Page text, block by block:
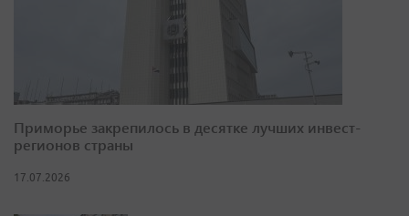
Приморье закрепилось в десятке лучших инвест-
регионов страны
17.07.2026